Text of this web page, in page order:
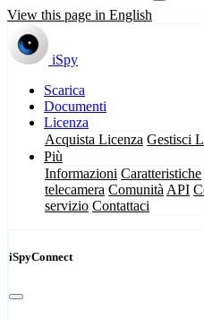
View this page in English
iSpy
Scarica
Documenti
Licenza
Acquista Licenza Gestisci
Più
Informazioni Caratteristiche
telecamera Comunità API
servizio Contattaci
iSpyConnect